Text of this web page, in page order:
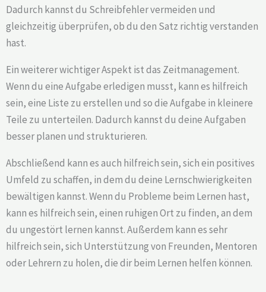
Dadurch kannst du Schreibfehler vermeiden und
gleichzeitig überprüfen, ob du den Satz richtig verstanden
hast.
Ein weiterer wichtiger Aspekt ist das Zeitmanagement.
Wenn du eine Aufgabe erledigen musst, kann es hilfreich
sein, eine Liste zu erstellen und so die Aufgabe in kleinere
Teile zu unterteilen. Dadurch kannst du deine Aufgaben
besser planen und strukturieren.
Abschließend kann es auch hilfreich sein, sich ein positives
Umfeld zu schaffen, in dem du deine Lernschwierigkeiten
bewältigen kannst. Wenn du Probleme beim Lernen hast,
kann es hilfreich sein, einen ruhigen Ort zu finden, an dem
du ungestört lernen kannst. Außerdem kann es sehr
hilfreich sein, sich Unterstützung von Freunden, Mentoren
oder Lehrern zu holen, die dir beim Lernen helfen können.